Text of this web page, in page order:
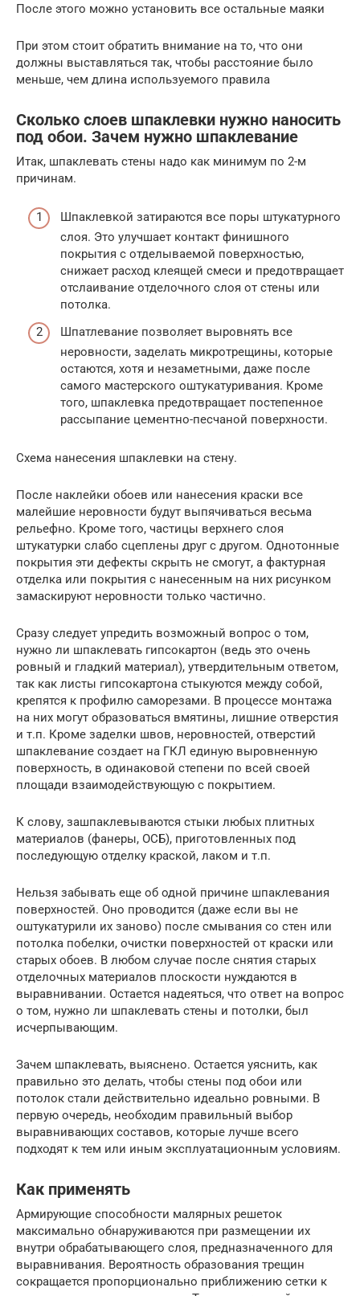
После этого можно установить все остальные маяки
При этом стоит обратить внимание на то, что они
должны выставляться так, чтобы расстояние было
меньше, чем длина используемого правила
Сколько слоев шпаклевки нужно наносить
под обои. Зачем нужно шпаклевание
Итак, шпаклевать стены надо как минимум по 2-м
причинам.
Шпаклевкой затираются все поры штукатурного
слоя. Это улучшает контакт финишного
покрытия с отделываемой поверхностью,
снижает расход клеящей смеси и предотвращает
отслаивание отделочного слоя от стены или
потолка.
Шпатлевание позволяет выровнять все
неровности, заделать микротрещины, которые
остаются, хотя и незаметными, даже после
самого мастерского оштукатуривания. Кроме
того, шпаклевка предотвращает постепенное
рассыпание цементно-песчаной поверхности.
Схема нанесения шпаклевки на стену.
После наклейки обоев или нанесения краски все
малейшие неровности будут выпячиваться весьма
рельефно. Кроме того, частицы верхнего слоя
штукатурки слабо сцеплены друг с другом. Однотонные
покрытия эти дефекты скрыть не смогут, а фактурная
отделка или покрытия с нанесенным на них рисунком
замаскируют неровности только частично.
Сразу следует упредить возможный вопрос о том,
нужно ли шпаклевать гипсокартон (ведь это очень
ровный и гладкий материал), утвердительным ответом,
так как листы гипсокартона стыкуются между собой,
крепятся к профилю саморезами. В процессе монтажа
на них могут образоваться вмятины, лишние отверстия
и т.п. Кроме заделки швов, неровностей, отверстий
шпаклевание создает на ГКЛ единую выровненную
поверхность, в одинаковой степени по всей своей
площади взаимодействующую с покрытием.
К слову, зашпаклевываются стыки любых плитных
материалов (фанеры, ОСБ), приготовленных под
последующую отделку краской, лаком и т.п.
Нельзя забывать еще об одной причине шпаклевания
поверхностей. Оно проводится (даже если вы не
оштукатурили их заново) после смывания со стен или
потолка побелки, очистки поверхностей от краски или
старых обоев. В любом случае после снятия старых
отделочных материалов плоскости нуждаются в
выравнивании. Остается надеяться, что ответ на вопрос
о том, нужно ли шпаклевать стены и потолки, был
исчерпывающим.
Зачем шпаклевать, выяснено. Остается уяснить, как
правильно это делать, чтобы стены под обои или
потолок стали действительно идеально ровными. В
первую очередь, необходим правильный выбор
выравнивающих составов, которые лучше всего
подходят к тем или иным эксплуатационным условиям.
Как применять
Армирующие способности малярных решеток
максимально обнаруживаются при размещении их
внутри обрабатывающего слоя, предназначенного для
выравнивания. Вероятность образования трещин
сокращается пропорционально приближению сетки к